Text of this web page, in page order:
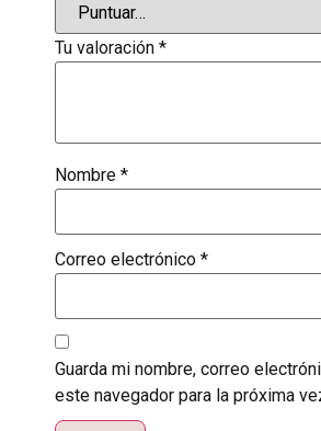
Tu valoración *
Nombre *
Correo electrónico *
Guarda mi nombre, correo
este navegador para la próxima